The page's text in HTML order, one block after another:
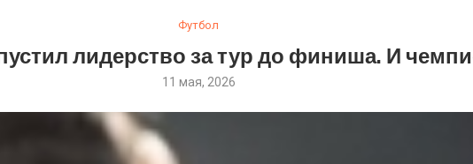
Футбол
лидерство за тур до финиша. И
11 мая, 2026